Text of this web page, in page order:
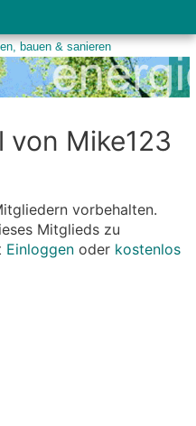
von Mike123
vorbehalten.
Mitglieds zu
Einloggen oder kostenlos